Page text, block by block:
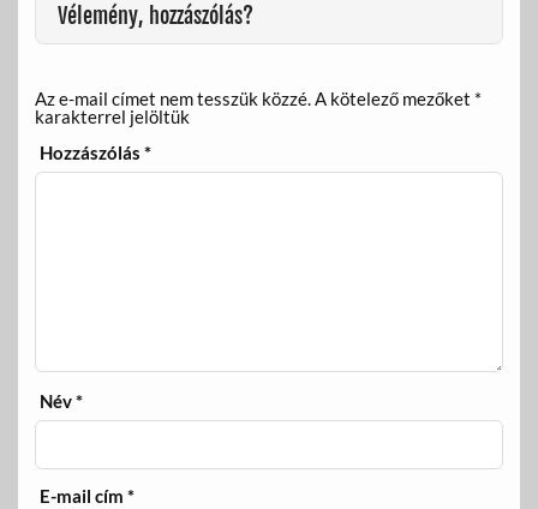
Vélemény, hozzászólás?
Az e-mail címet nem tesszük közzé.A kötelező mezőket *
karakterrel jelöltük
Hozzászólás*
Név*
E-mail cím*